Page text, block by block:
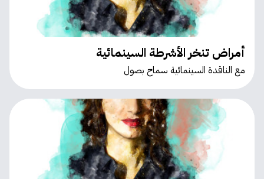
أمراض تنخر الأشرطة السينمائية
مع الناقدة السينمائية سماح بصول